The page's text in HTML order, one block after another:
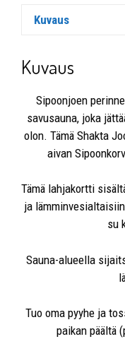
Kuvaus
Kuvaus
Sipoonjoen
savusauna, joka
olon. Tämä Shakta
aivan
Tämä lahjakortti
ja
su
Sauna-alueella
Tuo oma pyyhe ja
paikan päältä